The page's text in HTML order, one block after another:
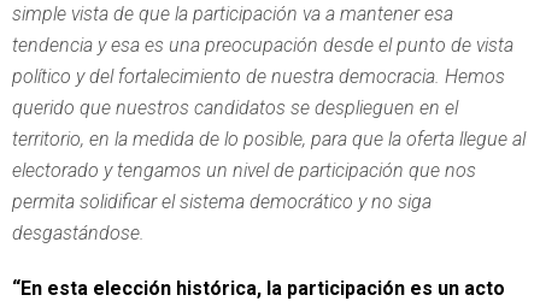
simple vista de que la participación va a mantener esa
tendencia y esa es una preocupación desde el punto de vista
político y del fortalecimiento de nuestra democracia. Hemos
querido que nuestros candidatos se desplieguen en el
territorio, en la medida de lo posible, para que la oferta llegue al
electorado y tengamos un nivel de participación que nos
permita solidificar el sistema democrático y no siga
desgastándose.
“En esta elección histórica, la participación es un acto